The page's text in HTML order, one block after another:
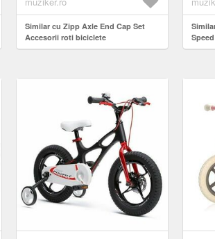
Similar cu Zipp Axle End Cap Set
Accesorii roti biciclete